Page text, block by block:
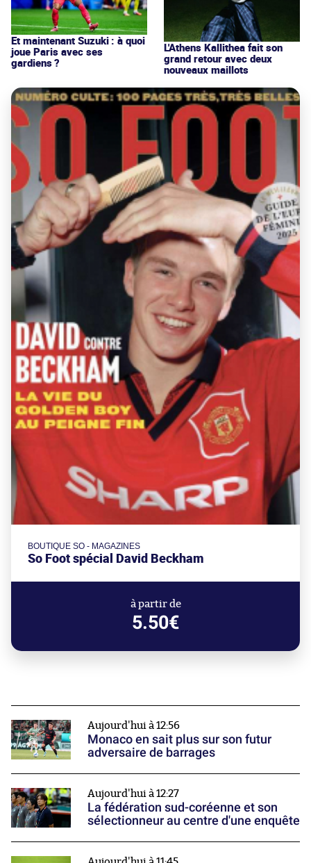
Et maintenant Suzuki : à quoi
joue Paris avec ses
gardiens ?
L'Athens Kallithea fait son
grand retour avec deux
nouveaux maillots
BOUTIQUE SO - MAGAZINES
So Foot spécial David Beckham
à partir de
5.50€
Aujourd'hui à 12:56
Monaco en sait plus sur son futur
adversaire de barrages
Aujourd'hui à 12:27
La fédération sud-coréenne et son
sélectionneur au centre d'une enquête